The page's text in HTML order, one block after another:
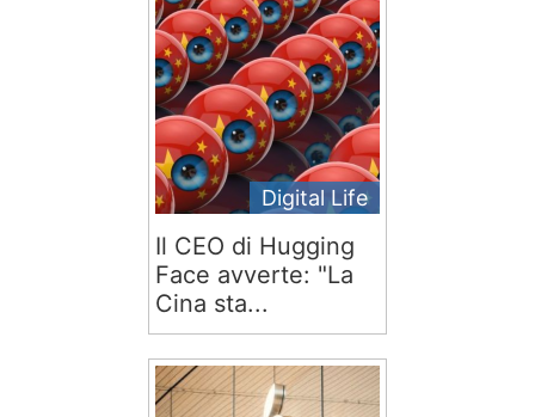
Digital Life
Il CEO di Hugging
Face avverte: "La
Cina sta...